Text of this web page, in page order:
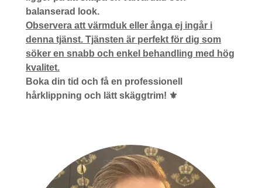
balanserad look.
Observera att värmduk eller ånga ej ingår i
denna tjänst. Tjänsten är perfekt för dig som
söker en snabb och enkel behandling med hög
kvalitet.
Boka din tid och få en professionell
hårklippning och lätt skäggtrim! ⚜️